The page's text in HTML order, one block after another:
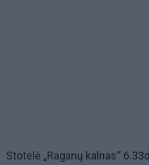
Stotelė „Raganų kalnas“